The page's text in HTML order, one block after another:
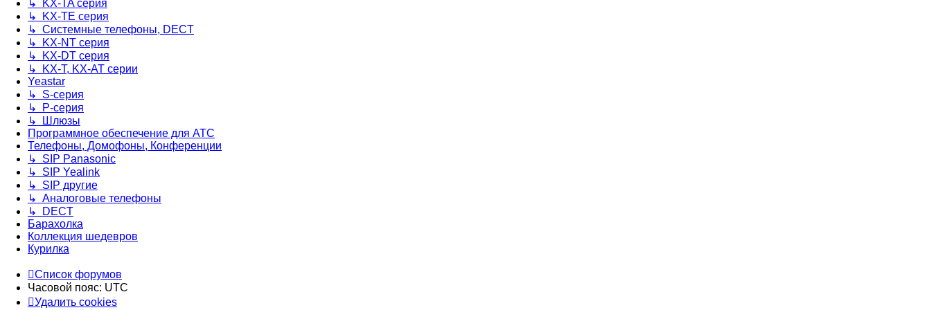
↳ KX-TA серия
↳ KX-TE серия
↳ Системные телефоны, DECT
↳ KX-NT серия
↳ KX-DT серия
↳ KX-T, KX-AT серии
Yeastar
↳ S-серия
↳ P-серия
↳ Шлюзы
Программное обеспечение для АТС
Телефоны, Домофоны, Конференции
↳ SIP Panasonic
↳ SIP Yealink
↳ SIP другие
↳ Аналоговые телефоны
↳ DECT
Барахолка
Коллекция шедевров
Курилка
Список форумов
Часовой пояс: UTC
Удалить cookies